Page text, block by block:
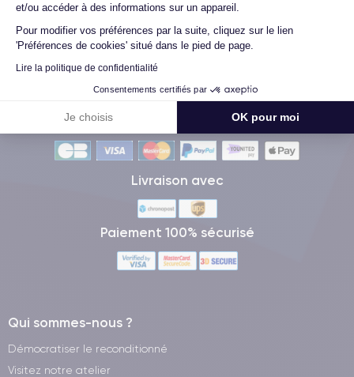
et/ou accéder à des informations sur un appareil.
Pour modifier vos préférences par la suite, cliquez sur le lien
'Préférences de cookies' situé dans le pied de page.
Lire la politique de confidentialité
Consentements certifiés par
Je choisis OK pour moi
Voir tous les avis
Méthodes de Paiement
Livraison avec
Paiement 100% sécurisé
Qui sommes-nous ?
Démocratiser le reconditionné
Visitez notre atelier